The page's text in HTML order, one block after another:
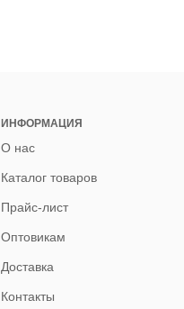
ИНФОРМАЦИЯ
О нас
Каталог товаров
Прайс-лист
Оптовикам
Доставка
Контакты